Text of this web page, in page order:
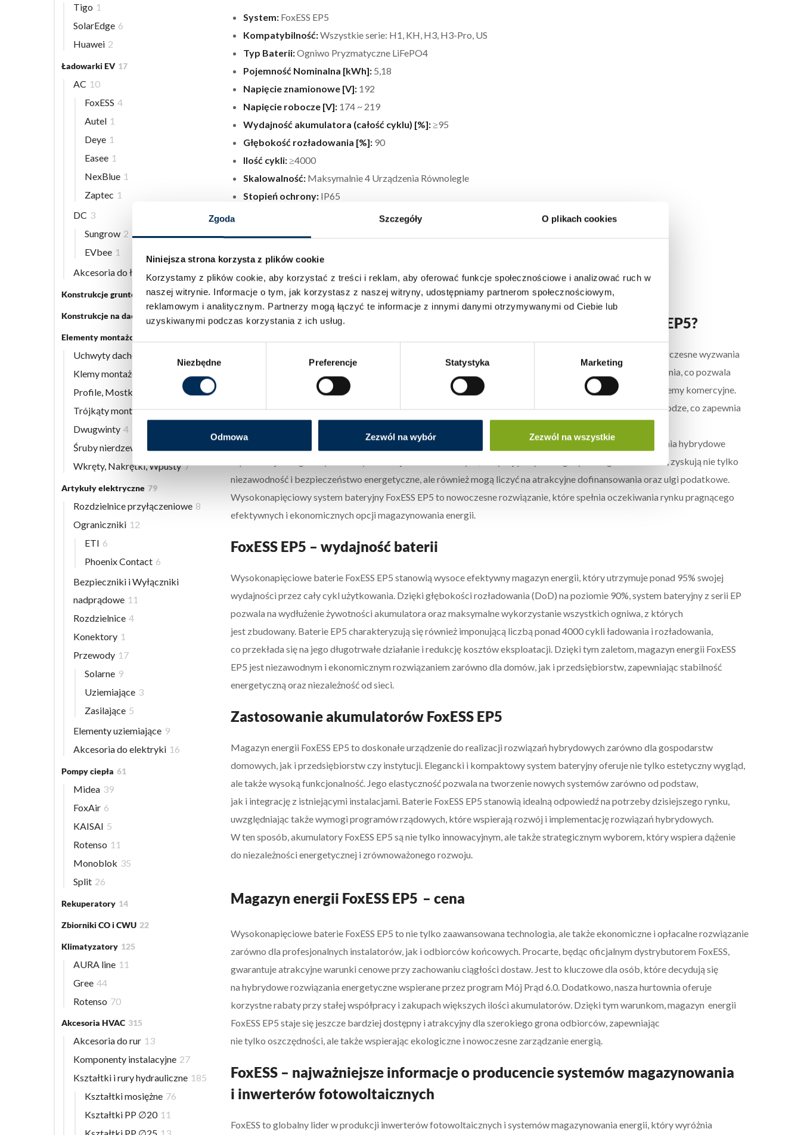
Zgoda Szczegóły O plikach cookies
Niniejsza strona korzysta z plików cookie
Korzystamy z plików cookie, aby korzystać z treści i reklam, aby oferować funkcje społecznościowe i analizować ruch w
naszej witrynie. Informacje o tym, jak korzystasz z naszej witryny, udostępniamy partnerom społecznościowym,
reklamowym i analitycznym. Partnerzy mogą łączyć te informacje z innymi danymi otrzymywanymi od Ciebie lub
uzyskiwanymi podczas korzystania z ich usług.
Niezbędne Preferencje Statystyka Marketing
Odmowa Zezwól na wybór Zezwól na wszystkie
System:FoxESS EP5
Kompatybilność:Wszystkie serie: H1, KH, H3, H3-Pro, US
Typ Baterii:Ogniwo Pryzmatyczne LiFePO4
Pojemność Nominalna [kWh]:5,18
Napięcie znamionowe [V]:192
Napięcie robocze [V]:174 ~ 219
Wydajność akumulatora (całość cyklu) [%]:≥95
Głębokość rozładowania [%]:90
Ilość cykli:≥4000
Skalowalność:Maksymalnie 4 Urządzenia Równolegle
Stopień ochrony:IP65
380*625*147
DO POBRANIA:
Karta katalogowa wysokonapięciowe magazyny energii FoxESS EP5
Dlaczego warto kupić wysokonapięciowy magazyn energii FoxESS EP5?
Zintegrowany system magazynowania energii FoxESS EP5 to urządzenie, które stanowi odpowiedź na współczesne wyzwania
związane z efektywnym gromadzeniem energii. Charakteryzuje się wysoką wydajnością i łatwością skalowania, co pozwala
na zastosowanie go w różnorodnych konfiguracjach, od małych instalacji domowych po zaawansowane systemy komercyjne.
Dzięki swojej kompaktowej konstrukcji, FoxESS EP5 może być montowany zarówno na ścianie, jak i na podłodze, co zapewnia
Produkt ten doskonale wpisuje się w potrzeby programu rządowego Mój Prąd 6.0, który promuje rozwiązania hybrydowe
w produkcji energii. Użytkownicy instalacji fotowoltaicznych, decydując się na magazyn energii FoxESS EP5, zyskują nie tylko
niezawodność i bezpieczeństwo energetyczne, ale również mogą liczyć na atrakcyjne dofinansowania oraz ulgi podatkowe.
Wysokonapięciowy system bateryjny FoxESS EP5 to nowoczesne rozwiązanie, które spełnia oczekiwania rynku pragnącego
efektywnych i ekonomicznych opcji magazynowania energii.
FoxESS EP5 – wydajność baterii
Wysokonapięciowe baterie FoxESS EP5 stanowią wysoce efektywny magazyn energii, który utrzymuje ponad 95% swojej
wydajności przez cały cykl użytkowania. Dzięki głębokości rozładowania (DoD) na poziomie 90%, system bateryjny z serii EP
pozwala na wydłużenie żywotności akumulatora oraz maksymalne wykorzystanie wszystkich ogniwa, z których
jest zbudowany. Baterie EP5 charakteryzują się również imponującą liczbą ponad 4000 cykli ładowania i rozładowania,
co przekłada się na jego długotrwałe działanie i redukcję kosztów eksploatacji. Dzięki tym zaletom, magazyn energii FoxESS
EP5 jest niezawodnym i ekonomicznym rozwiązaniem zarówno dla domów, jak i przedsiębiorstw, zapewniając stabilność
energetyczną oraz niezależność od sieci.
Zastosowanie akumulatorów FoxESS EP5
Magazyn energii FoxESS EP5 to doskonałe urządzenie do realizacji rozwiązań hybrydowych zarówno dla gospodarstw
domowych, jak i przedsiębiorstw czy instytucji. Elegancki i kompaktowy system bateryjny oferuje nie tylko estetyczny wygląd,
ale także wysoką funkcjonalność. Jego elastyczność pozwala na tworzenie nowych systemów zarówno od podstaw,
jak i integrację z istniejącymi instalacjami. Baterie FoxESS EP5 stanowią idealną odpowiedź na potrzeby dzisiejszego rynku,
uwzględniając także wymogi programów rządowych, które wspierają rozwój i implementację rozwiązań hybrydowych.
W ten sposób, akumulatory FoxESS EP5 są nie tylko innowacyjnym, ale także strategicznym wyborem, który wspiera dążenie
do niezależności energetycznej i zrównoważonego rozwoju.
Magazyn energii FoxESS EP5 – cena
Wysokonapięciowe baterie FoxESS EP5 to nie tylko zaawansowana technologia, ale także ekonomiczne i opłacalne rozwiązanie
zarówno dla profesjonalnych instalatorów, jak i odbiorców końcowych. Procarte, będąc oficjalnym dystrybutorem FoxESS,
gwarantuje atrakcyjne warunki cenowe przy zachowaniu ciągłości dostaw. Jest to kluczowe dla osób, które decydują się
na hybrydowe rozwiązania energetyczne wspierane przez program Mój Prąd 6.0. Dodatkowo, nasza hurtownia oferuje
korzystne rabaty przy stałej współpracy i zakupach większych ilości akumulatorów. Dzięki tym warunkom, magazyn energii
FoxESS EP5 staje się jeszcze bardziej dostępny i atrakcyjny dla szerokiego grona odbiorców, zapewniając
nie tylko oszczędności, ale także wspierając ekologiczne i nowoczesne zarządzanie energią.
FoxESS – najważniejsze informacje o producencie systemów magazynowania
i inwerterów fotowoltaicznych
FoxESS to globalny lider w produkcji inwerterów fotowoltaicznych i systemów magazynowania energii, który wyróżnia
Tigo 1
SolarEdge 6
Huawei 2
Ładowarki EV 17
AC 10
FoxESS 4
Autel 1
Deye 1
Easee 1
NexBlue 1
Zaptec 1
DC 3
Sungrow 2
EVbee 1
Akcesoria do ładowarek EV
Konstrukcje gruntowe 5
Konstrukcje na dach płaski 3
Elementy montażowe
Uchwyty dachowe
Klemy montażowe
Profile, Mostki
Trójkąty montażowe 3
Dwugwinty 4
Śruby nierdzewne
Wkręty, Nakrętki, Wpusty 7
Artykuły elektryczne 79
Rozdzielnice przyłączeniowe 8
Ograniczniki 12
ETI 6
Phoenix Contact 6
Bezpieczniki i Wyłączniki
nadprądowe 11
Rozdzielnice 4
Konektory 1
Przewody 17
Solarne 9
Uziemiające 3
Zasilające 5
Elementy uziemiające 9
Akcesoria do elektryki 16
Pompy ciepła 61
Midea 39
FoxAir 6
KAISAI 5
Rotenso 11
Monoblok 35
Split 26
Rekuperatory 14
Zbiorniki CO i CWU 22
Klimatyzatory 125
AURA line 11
Gree 44
Rotenso 70
Akcesoria HVAC 315
Akcesoria do rur 13
Komponenty instalacyjne 27
Kształtki i rury hydrauliczne 185
Kształtki mosiężne 76
Kształtki PP ∅20 11